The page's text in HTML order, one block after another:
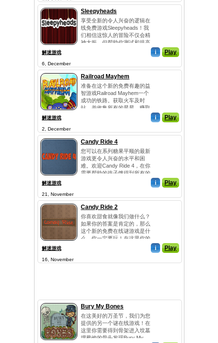
Sleepyheads
享受全新的令人兴奋的逻辑在
线免费游戏Sleepyheads！我
们相信这惊人的冒险不仅会精
神大振，但帮助你测试和提高
解迷游戏 i Play
6, December
Railroad Mayhem
准备在这个新的免费有趣的益
智游戏Railroad Mayhem一个
成功的铁路。获取火车及时
站，并收集所有的星星，赚取
解迷游戏 i Play
2, December
Candy Ride 4
您可以在系列糖果平顺的最新
游戏更令人兴奋的水平和困
难。欢迎Candy Ride 4，在你
需要帮助的孩子饿得到所有的
解迷游戏 i Play
21, November
Candy Ride 2
你喜欢甜食就像我们做什么？
如果你的答案是肯定的，那么
这个新的免费在线谜游戏是什
么，你一定要玩！在这里你的
解迷游戏 i Play
16, November
Bury My Bones
在这美好的万圣节，我们为您
提供的另一个谜在线游戏！在
这里你需要得到骨架进入坟墓
埋葬他的骨头发现Bury My